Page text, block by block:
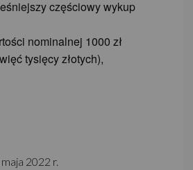
częściowy wykup
nominalnej 1000 zł
tysięcy złotych),
2022 r.